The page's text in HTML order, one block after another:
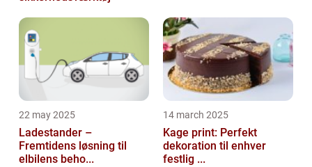
22 may 2025
Ladestander –
Fremtidens løsning til
elbilens beho...
14 march 2025
Kage print: Perfekt
dekoration til enhver
festlig ...